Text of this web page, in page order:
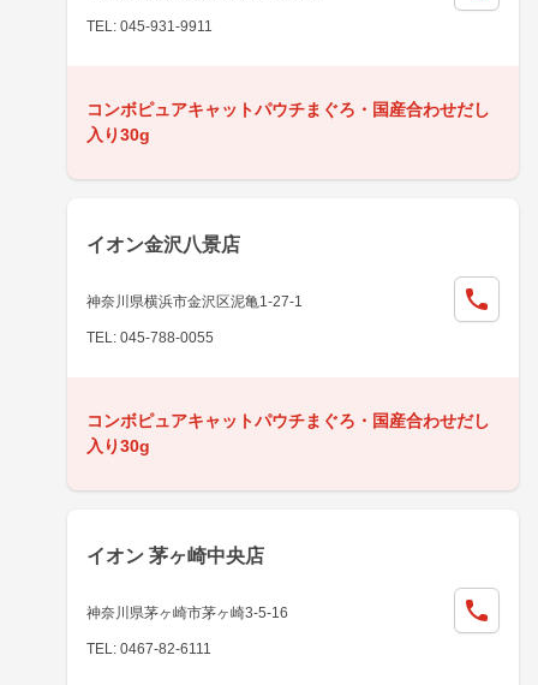
TEL: 045-931-9911
コンボピュアキャットパウチまぐろ・国産合わせだし
入り30g
イオン金沢八景店
神奈川県横浜市金沢区泥亀1-27-1
TEL: 045-788-0055
コンボピュアキャットパウチまぐろ・国産合わせだし
入り30g
イオン 茅ヶ崎中央店
神奈川県茅ヶ崎市茅ヶ崎3-5-16
TEL: 0467-82-6111